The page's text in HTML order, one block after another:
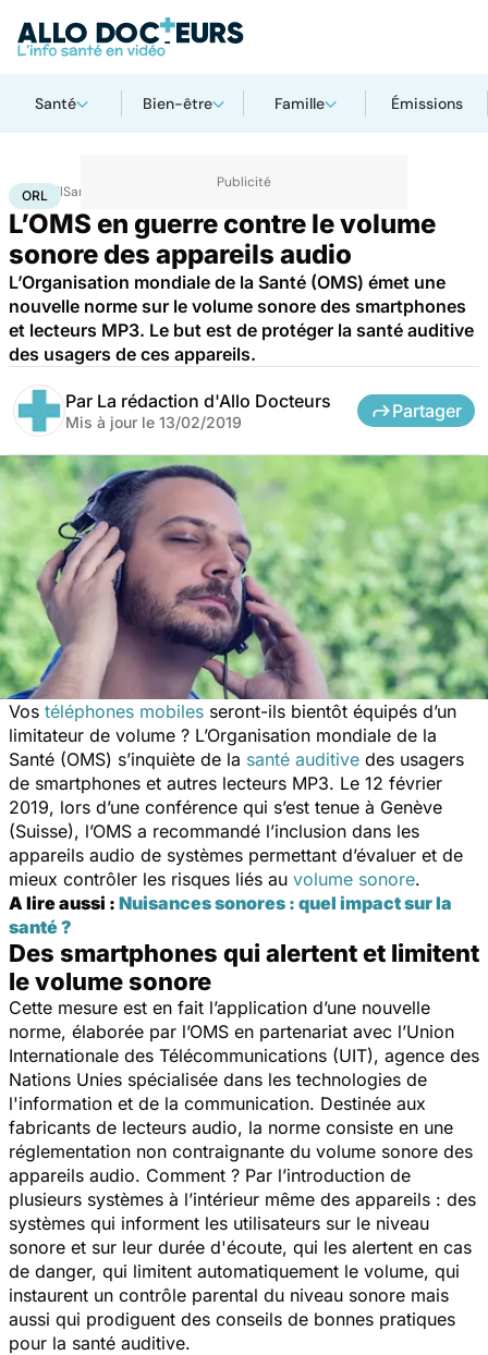
Santé Bien-être Famille Émissions
AccueilSanté
ORL
L’OMS en guerre contre le volume
sonore des appareils audio
L’Organisation mondiale de la Santé (OMS) émet une
nouvelle norme sur le volume sonore des smartphones
et lecteurs MP3. Le but est de protéger la santé auditive
des usagers de ces appareils.
Par La rédaction d'Allo Docteurs
Mis à jour le 13/02/2019
Partager
Vos téléphones mobiles seront-ils bientôt équipés d’un
limitateur de volume ? L’Organisation mondiale de la
Santé (OMS) s’inquiète de la santé auditive des usagers
de smartphones et autres lecteurs MP3. Le 12 février
2019, lors d’une conférence qui s’est tenue à Genève
(Suisse), l’OMS a recommandé l’inclusion dans les
appareils audio de systèmes permettant d’évaluer et de
mieux contrôler les risques liés au volume sonore.
A lire aussi : Nuisances sonores : quel impact sur la
santé ?
Des smartphones qui alertent et limitent
le volume sonore
Cette mesure est en fait l’application d’une nouvelle
norme, élaborée par l’OMS en partenariat avec l’Union
Internationale des Télécommunications (UIT), agence des
Nations Unies spécialisée dans les technologies de
l'information et de la communication. Destinée aux
fabricants de lecteurs audio, la norme consiste en une
réglementation non contraignante du volume sonore des
appareils audio. Comment ? Par l’introduction de
plusieurs systèmes à l’intérieur même des appareils : des
systèmes qui informent les utilisateurs sur le niveau
sonore et sur leur durée d'écoute, qui les alertent en cas
de danger, qui limitent automatiquement le volume, qui
instaurent un contrôle parental du niveau sonore mais
aussi qui prodiguent des conseils de bonnes pratiques
pour la santé auditive.